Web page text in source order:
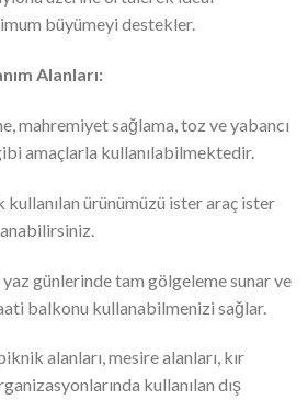
büyümeyi destekler.
Alanları:
mahremiyet sağlama, toz ve yabancı
amaçlarla kullanılabilmektedir.
ürünümüzü ister araç ister
yaz günlerinde tam gölgeleme sunar ve
balkonu kullanabilmenizi sağlar.
alanları, mesire alanları, kır
kullanılan dış